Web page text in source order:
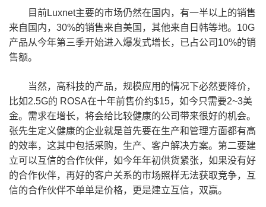
目前Luxnet主要的市场仍然在国内，有一半以上的销售
来自国内，30%的销售来自美国，其他来自日韩等地。10G
产品从今年第三季开始进入爆发式增长，已占公司10%的销
售额。
当然，高科技的产品，规模应用的情况下必然要降价，
比如2.5G的 ROSA在十年前售价约$15，如今只需要2~3美
金。需求在增长，将会给比较健康的公司带来很好的机会。
张先生定义健康的企业就是首先要在生产和管理方面都有高
的效率，这其中包括采购，生产、客户解决方案。第二要建
立可以互信的合作伙伴，如今年年初供货紧张，如果没有好
的合作伙伴，再好的客户关系的市场照样无法获取竞争，互
信的合作伙伴不单单是价格，更是建立互信，双赢。